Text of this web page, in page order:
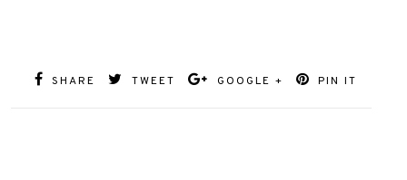
SHARE TWEET GOOGLE + PIN IT